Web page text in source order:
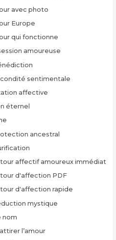
avec photo
Europe
qui fonctionne
amoureuse
sentimentale
affective
éternel
ancestral
affectif amoureux immédiat
d'affection PDF
d'affection rapide
mystique
nom
l’amour